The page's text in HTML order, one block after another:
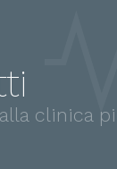
clinica